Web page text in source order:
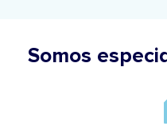
Somos